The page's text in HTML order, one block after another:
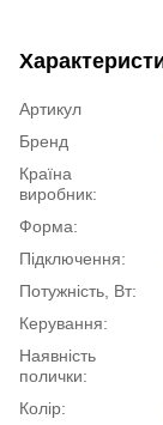
Артикул
Бренд
Країна
виробник:
Форма:
Підключення:
Потужність, Вт:
Керування:
Наявність
полички:
Колір: